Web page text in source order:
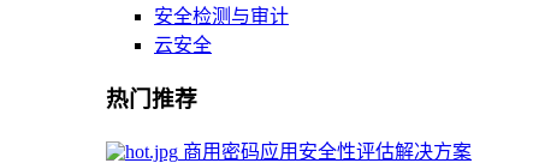
安全检测与审计
云安全
热门推荐
商用密码应用安全性评估解决方案